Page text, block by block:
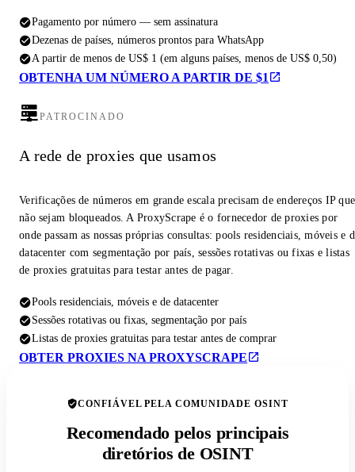
Pagamento por número — sem assinatura
Dezenas de países, números prontos para WhatsApp
A partir de menos de US$ 1 (em alguns países, menos de US$ 0,50)
OBTENHA UM NÚMERO A PARTIR DE $1
PATROCINADO
A rede de proxies que usamos
Verificações de números em grande escala precisam de endereços IP que
não sejam bloqueados. A ProxyScrape é o fornecedor de proxies por
onde passam as nossas próprias consultas: pools residenciais, móveis e
datacenter com segmentação por país, sessões rotativas ou fixas e listas
de proxies gratuitas para testar antes de pagar.
Pools residenciais, móveis e de datacenter
Sessões rotativas ou fixas, segmentação por país
Listas de proxies gratuitas para testar antes de comprar
OBTER PROXIES NA PROXYSCRAPE
CONFIÁVEL PELA COMUNIDADE OSINT
Recomendado pelos principais
diretórios de OSINT